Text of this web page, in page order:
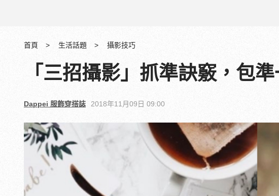
首頁 生活話題 攝影技巧
「三招攝影」抓準訣竅，包
Dappei 服飾穿搭誌 2018年11月09日 09:00